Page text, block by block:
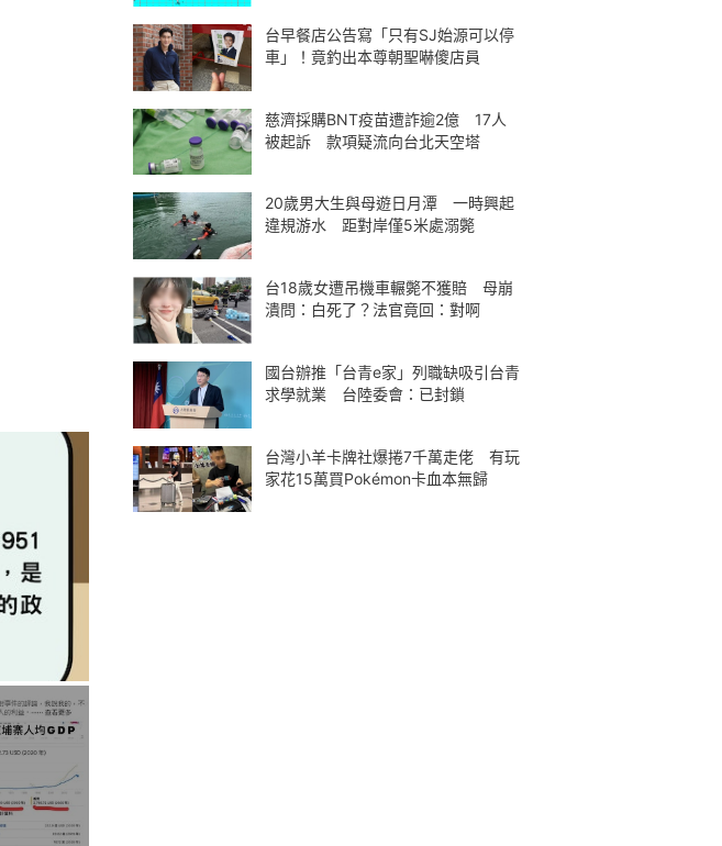
台早餐店公告寫「只有SJ始源可以停
車」！竟釣出本尊朝聖嚇傻店員
慈濟採購BNT疫苗遭詐逾2億 17人
被起訴 款項疑流向台北天空塔
20歲男大生與母遊日月潭 一時興起
違規游水 距對岸僅5米處溺斃
台18歲女遭吊機車輾斃不獲賠 母崩
潰問：白死了？法官竟回：對啊
國台辦推「台青e家」列職缺吸引台青
求學就業 台陸委會：已封鎖
台灣小羊卡牌社爆捲7千萬走佬 有玩
家花15萬買Pokémon卡血本無歸